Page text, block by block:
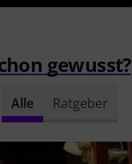
gewusst?
Alle Ratgeber